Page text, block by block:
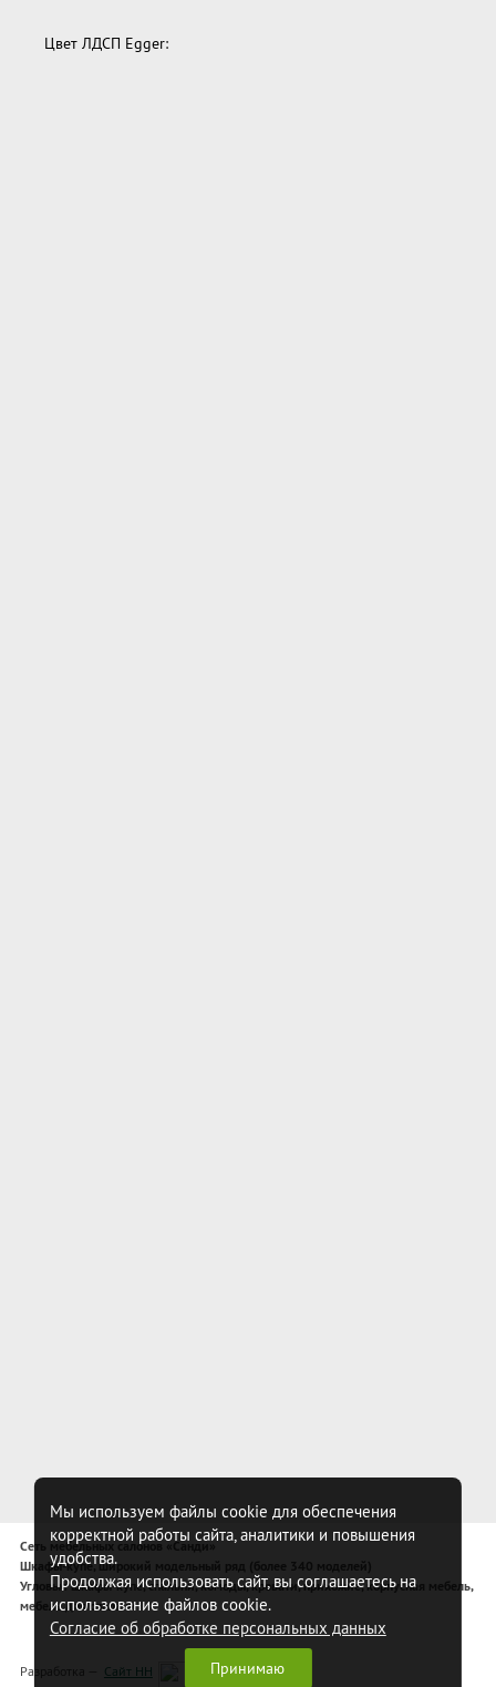
Цвет ЛДСП Egger:
Сеть мебельных салонов «Санди»
Шкафы-купе, широкий модельный ряд (более 340 моделей)
Угловые шкафы-купе, спальни, комоды, кровати, прихожие, корпусная мебель,
мебель для спальни
Разработка — Сайт НН
Мы используем файлы cookie для обеспечения
корректной работы сайта, аналитики и повышения
удобства.
Продолжая использовать сайт, вы соглашаетесь на
использование файлов cookie.
Согласие об обработке персональных данных
Принимаю